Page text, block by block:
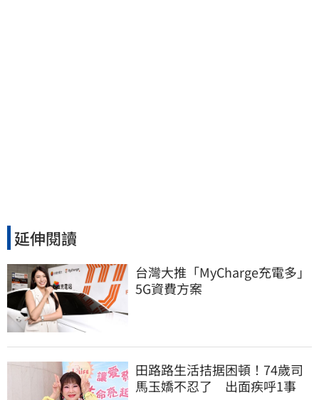
延伸閱讀
台灣大推「MyCharge充電多」
5G資費方案
田路路生活拮据困頓！74歲司
馬玉嬌不忍了 出面疾呼1事